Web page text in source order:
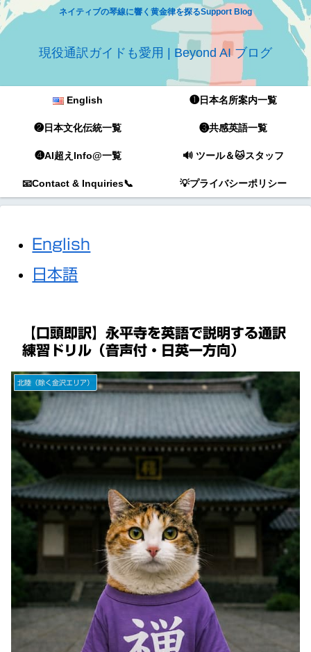
ネイティブの琴線に響く黄金律を探るSupport Blog
現役通訳ガイドも愛用 | Beyond AI ブログ
English ❶日本名所案内一覧
❷日本文化伝統一覧 ❸共感英語一覧
❹AI超えInfo@一覧 🔊 ツール＆🐱スタッフ
📧Contact & Inquiries📞 💡プライバシーポリシー
English
日本語
【口頭即訳】永平寺を英語で説明する通訳
練習ドリル（音声付・日英一方向）
北陸（除く金沢エリア）